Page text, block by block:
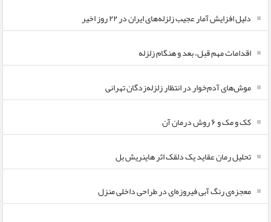
دلیل افزایش آمار عجیب زلزله‌های ایران در ۲۲ روز اخیر
اقدامات مهم قبل، بعد و هنگام زلزله
موش‌های آدم‌خوار در انتظار زلزله‌زدگان تهرانی
کک و مک و ۶ روش درمان آن
تحلیل رمان عقاید یک دلقک اثر هاینریش بل
معجزه‌ی رنگ آبی فیروزه‌ای در طراحی داخلی منزل